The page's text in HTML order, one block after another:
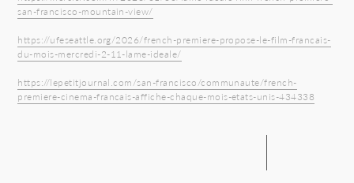
san-francisco-mountain-view/
https://ufeseattle.org/2026/french-premiere-propose-le-film-francais-
du-mois-mercredi-2-11-lame-ideale/
https://lepetitjournal.com/san-francisco/communaute/french-
premiere-cinema-francais-affiche-chaque-mois-etats-unis-434338